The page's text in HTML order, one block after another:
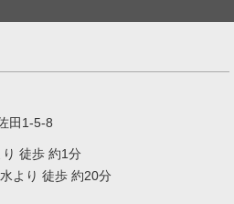
田1-5-8
徒歩 約1分
より 徒歩 約20分